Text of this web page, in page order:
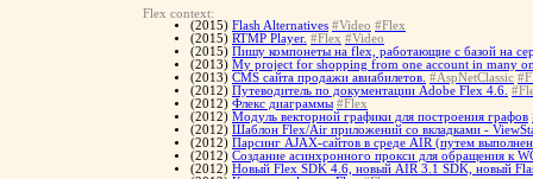
Flex context:
(2015) Flash Alternatives #Video #Flex
(2015) RTMP Player. #Flex #Video
(2015) Пишу компонеты на flex, работающие с базой на
(2013) My project for shopping from one account in many
(2013) CMS сайта продажи авиабилетов. #AspNetClassic
(2012) Путеводитель по документации Adobe Flex 4.6.
(2012) Флекс диаграммы #Flex
(2012) Модуль векторной графики для построения графов
(2012) Шаблон Flex/Air приложений со вкладками -
(2012) Парсинг AJAX-сайтов в среде AIR (путем
(2012) Создание асинхронного прокси для обращения к
(2012) Новый Flex SDK 4.6, новый AIR 3.1 SDK, новый